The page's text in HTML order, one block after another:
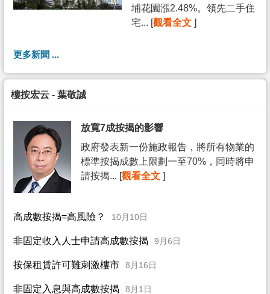
埔花園漲2.48%。領先二手住
宅... [觀看全文 ]
更多新聞 ...
樓按宏云 - 葉敬誠
放寬7成按揭的影響
政府發表新一份施政報告，將所有物業的
標準按揭成數上限劃一至70%，同時將申
請按揭... [觀看全文 ]
高成數按揭=高風險？ 10月10日
非固定收入人士申請高成數按揭 9月6日
按保租賃許可難刺激樓市 8月16日
非固定入息與高成數按揭 8月1日